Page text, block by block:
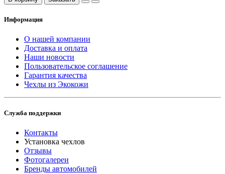
Информация
О нашей компании
Доставка и оплата
Наши новости
Пользовательское соглашение
Гарантия качества
Чехлы из Экокожи
Служба поддержки
Контакты
Установка чехлов
Отзывы
Фотогалереи
Бренды автомобилей